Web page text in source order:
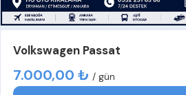
Volkswagen Passat
7.000,00 ₺ / gün